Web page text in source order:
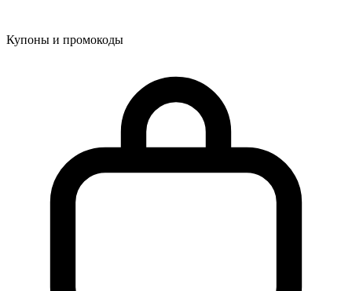
Купоны и промокоды